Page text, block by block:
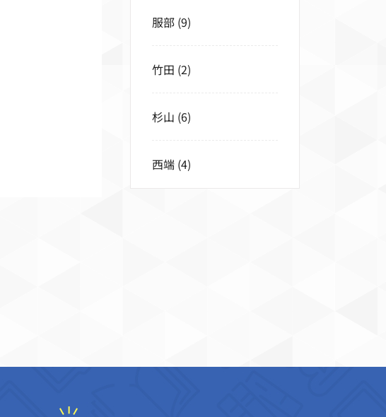
服部 (9)
竹田 (2)
杉山 (6)
西端 (4)